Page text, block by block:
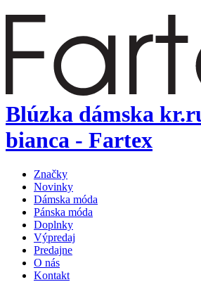
Blúzka dámska
bianca - Fartex
Značky
Novinky
Dámska móda
Pánska móda
Doplnky
Výpredaj
Predajne
O nás
Kontakt